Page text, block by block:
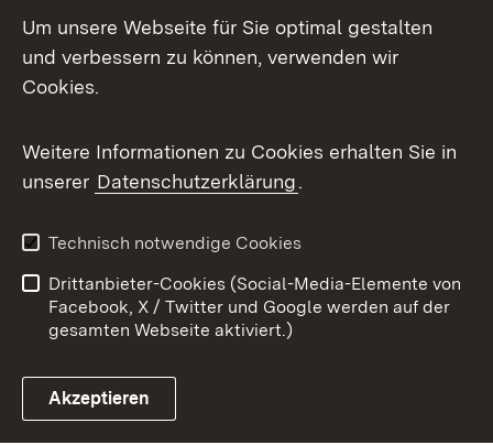
X / Twitter
Youtube
Link zum Landesportal
Kontakt
Datenschutz
Barrierefreiheit
Impressum
Cookies
Um unsere Webseite für Sie optimal gestalten
und verbessern zu können, verwenden wir
Cookies.
Weitere Informationen zu Cookies erhalten Sie in
unserer Datenschutzerklärung.
Technisch notwendige Cookies
Drittanbieter-Cookies (Social-Media-Elemente von
Facebook, X / Twitter und Google werden auf der
gesamten Webseite aktiviert.)
Akzeptieren